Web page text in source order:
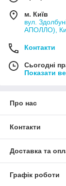
м. Київ
вул.
АПОЛЛО),
Контакти
Сьогодні
Показати
Про нас
Контакти
Доставка та
Графік роботи